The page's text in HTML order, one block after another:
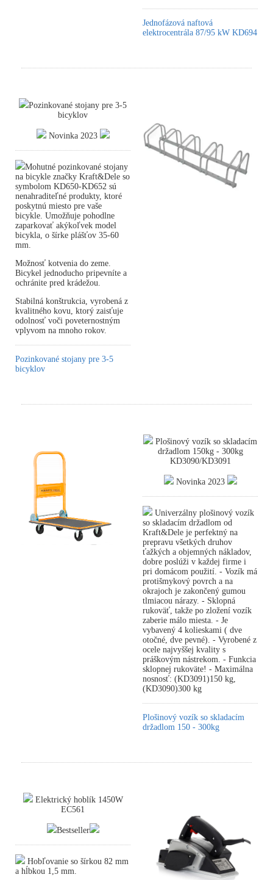
Jednofázová naftová
elektrocentrála 87/95 kW KD694
Pozinkované stojany pre 3-5
bicyklov
Novinka 2023
Mohutné pozinkované stojany
na bicykle značky Kraft&Dele so
symbolom KD650-KD652 sú
nenahraditeľné produkty, ktoré
poskytnú miesto pre vaše
bicykle. Umožňuje pohodlne
zaparkovať akýkoľvek model
bicykla, o šírke plášťov 35-60
mm.
Možnosť kotvenia do zeme.
Bicykel jednoducho pripevníte a
ochránite pred krádežou.
Stabilná konštrukcia, vyrobená z
kvalitného kovu, ktorý zaisťuje
odolnosť voči poveternostným
vplyvom na mnoho rokov.
Pozinkované stojany pre 3-5
bicyklov
Plošinový vozík so skladacím
držadlom 150kg - 300kg
KD3090/KD3091
Novinka 2023
Univerzálny plošinový vozík
so skladacím držadlom od
Kraft&Dele je perfektný na
prepravu všetkých druhov
ťažkých a objemných nákladov,
dobre poslúži v každej firme i
pri domácom použití. - Vozík má
protišmykový povrch a na
okrajoch je zakončený gumou
tlmiacou nárazy. - Sklopná
rukoväť, takže po zložení vozík
zaberie málo miesta. - Je
vybavený 4 kolieskami ( dve
otočné, dve pevné). - Vyrobené z
ocele najvyššej kvality s
práškovým nástrekom. - Funkcia
sklopnej rukoväte! - Maximálna
nosnosť: (KD3091)150 kg,
(KD3090)300 kg
Plošinový vozík so skladacím
držadlom 150 - 300kg
Elektrický hoblík 1450W
EC561
Bestseller
Hobľovanie so šírkou 82 mm
a hĺbkou 1,5 mm.